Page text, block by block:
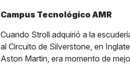
Campus Tecnológico AMR
Cuando Stroll adquirió a la
al Circuito de Silverstone, en
Aston Martin, era momento de